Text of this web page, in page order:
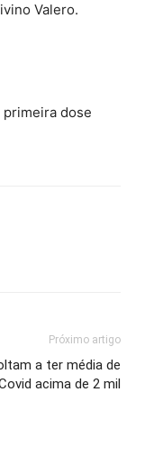
Valero.
primeira dose
Próximo artigo
a ter média de
acima de 2 mil